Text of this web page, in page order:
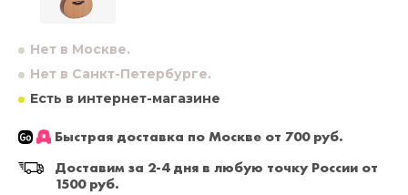
Нет в Москве.
Нет в Санкт-Петербурге.
Есть в интернет-магазине
Быстрая доставка по Москве от 700 руб.
Доставим за 2-4 дня в любую точку России от
1500 руб.